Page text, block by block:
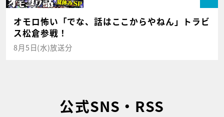
オモロ怖い「でな、話はここからやねん」トラビ
ス松倉参戦！
8月5日(水)放送分
公式SNS・RSS